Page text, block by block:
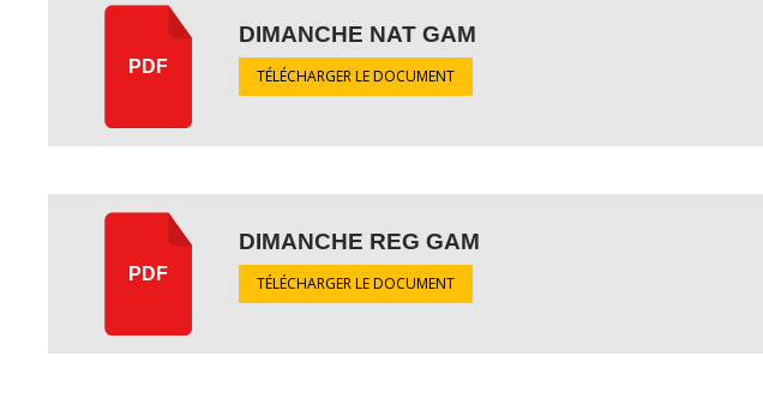
PDF
DIMANCHE NAT GAM
TÉLÉCHARGER LE DOCUMENT
PDF
DIMANCHE REG GAM
TÉLÉCHARGER LE DOCUMENT